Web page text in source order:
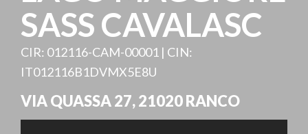
SASS CAVALASC
CIR: 012116-CAM-00001 | CIN:
IT012116B1DVMX5E8U
VIA QUASSA 27,21020RANCO